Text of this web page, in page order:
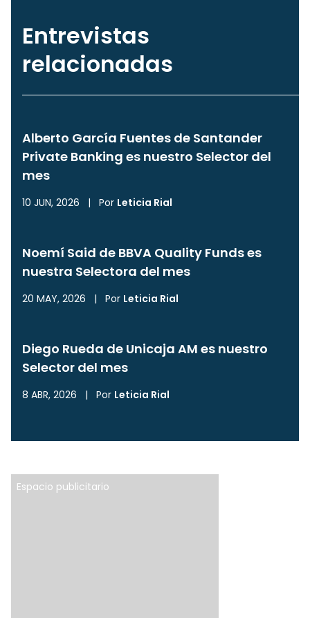
Entrevistas
relacionadas
Alberto García Fuentes de Santander
Private Banking es nuestro Selector del
mes
10 JUN, 2026 | Por Leticia Rial
Noemí Said de BBVA Quality Funds es
nuestra Selectora del mes
20 MAY, 2026 | Por Leticia Rial
Diego Rueda de Unicaja AM es nuestro
Selector del mes
8 ABR, 2026 | Por Leticia Rial
Espacio publicitario